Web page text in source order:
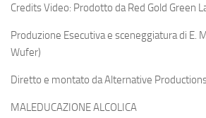
Credits Video: Prodotto da Red Gold Green
Produzione Esecutiva e sceneggiatura di E.
Wufer)
Diretto e montato da Alternative
MALEDUCAZIONE ALCOLICA